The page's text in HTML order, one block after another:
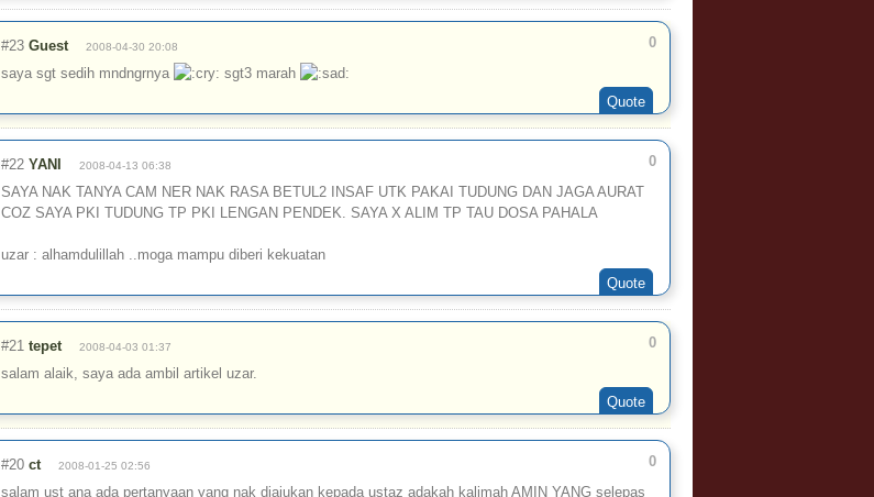
0
#23 Guest 2008-04-30 20:08
saya sgt sedih mndngrnya
sgt3 marah
Quote
0
#22 YANI 2008-04-13 06:38
SAYA NAK TANYA CAM NER NAK RASA BETUL2 INSAF UTK PAKAI TUDUNG DAN JAGA AURAT
COZ SAYA PKI TUDUNG TP PKI LENGAN PENDEK. SAYA X ALIM TP TAU DOSA PAHALA
uzar : alhamdulillah ..moga mampu diberi kekuatan
Quote
0
#21 tepet 2008-04-03 01:37
salam alaik, saya ada ambil artikel uzar.
Quote
0
#20 ct 2008-01-25 02:56
salam ust ana ada pertanyaan yang nak diajukan kepada ustaz adakah kalimah AMIN YANG selepas